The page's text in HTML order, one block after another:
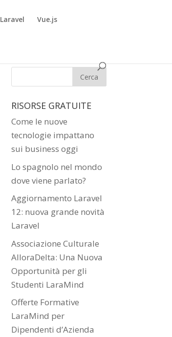
Laravel Vue.js
RISORSE GRATUITE
Come le nuove
tecnologie impattano
sui business oggi
Lo spagnolo nel mondo
dove viene parlato?
Aggiornamento Laravel
12: nuova grande novità
Laravel
Associazione Culturale
AlloraDelta: Una Nuova
Opportunità per gli
Studenti LaraMind
Offerte Formative
LaraMind per
Dipendenti d’Azienda